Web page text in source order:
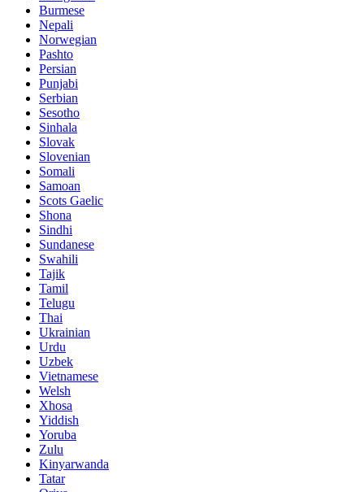
Burmese
Nepali
Norwegian
Pashto
Persian
Punjabi
Serbian
Sesotho
Sinhala
Slovak
Slovenian
Somali
Samoan
Scots Gaelic
Shona
Sindhi
Sundanese
Swahili
Tajik
Tamil
Telugu
Thai
Ukrainian
Urdu
Uzbek
Vietnamese
Welsh
Xhosa
Yiddish
Yoruba
Zulu
Kinyarwanda
Tatar